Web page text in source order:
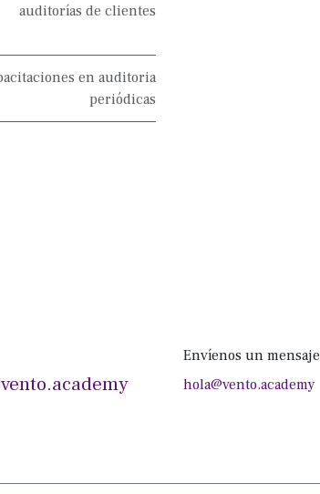
auditorías de clientes
en auditoria
periódicas
Envíenos un mensaje
hola@vento.academy